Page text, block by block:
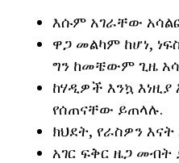
እሱም አገራቸው
ዋጋ መልካም ከሆነ,
ግን ከመቼውም ጊዜ
ከሃዲዎች እንኳ
የሰጠናቸው ይጠላሉ.
ክህደት, የራስዎን እናት
አገር ፍቅር ዜጋ መብት